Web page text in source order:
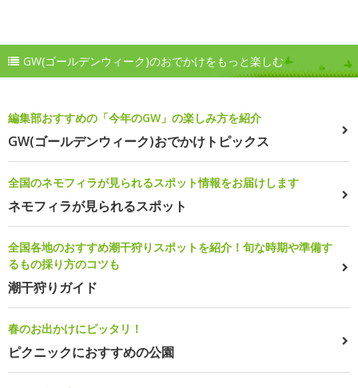
GW(ゴールデンウィーク)のおでかけをもっと楽しむ
編集部おすすめの「今年のGW」の楽しみ方を紹介
GW(ゴールデンウィーク)おでかけトピックス
全国のネモフィラが見られるスポット情報をお届けします
ネモフィラが見られるスポット
全国各地のおすすめ潮干狩りスポットを紹介！旬な時期や準備す
るもの採り方のコツも
潮干狩りガイド
春のお出かけにピッタリ！
ピクニックにおすすめの公園